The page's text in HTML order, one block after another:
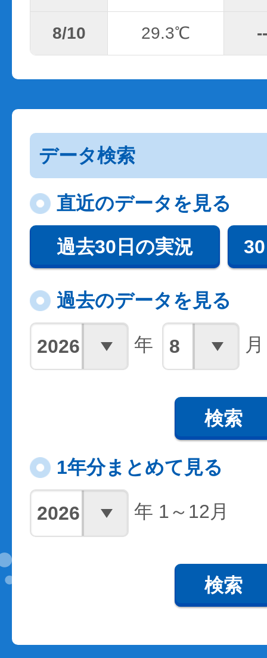
8/10 29.3℃ --
データ検索
直近のデータを見る
過去30日の実況
過去のデータを見る
年 月
検索
1年分まとめて見る
年 1～12月
検索